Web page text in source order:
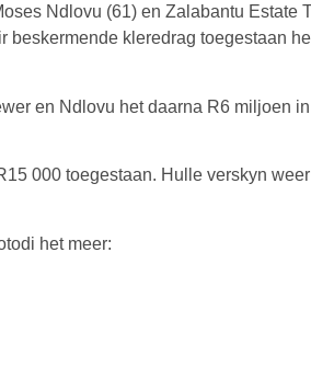
Ndlovu (61) en Zalabantu Estate
beskermende kleredrag toegestaan
en Ndlovu het daarna R6 miljoen in
000 toegestaan. Hulle verskyn
het meer: